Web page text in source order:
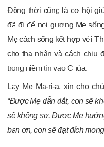
Đồng thời cũng là cơ hội
đã đi để noi gương Mẹ
Mẹ cách sống kết hợp với
cho tha nhân và cách chịu
trong niềm tin vào Chúa.
Lạy Mẹ Ma-ri-a, xin cho
“Được Mẹ dẫn dắt, con sẽ
sẽ không sợ. Được Mẹ
ban ơn, con sẽ đạt đích mong